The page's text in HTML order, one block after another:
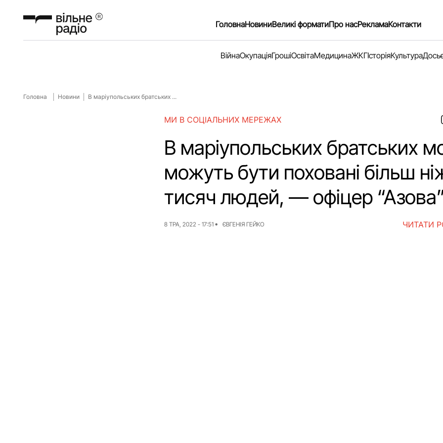
ГоловнаНовиниВеликі форматиПро насРекламаКонтакти
ВійнаОкупаціяГрошіОсвітаМедицинаЖКГІсторіяКультура
Головна Новини В маріупольських братських ...
МИ В СОЦІАЛЬНИХ МЕРЕЖАХ
В маріупольських братських
можуть бути поховані більш
тисяч людей, — офіцер
8 ТРА, 2022 - 17:51 ЄВГЕНІЯ ГЕЙКО ЧИТАТИ